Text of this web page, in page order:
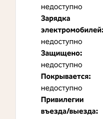
недоступно
Зарядка
электромобилей:
недоступно
Защищено:
недоступно
Покрывается:
недоступно
Привилегии
въезда/выезда: